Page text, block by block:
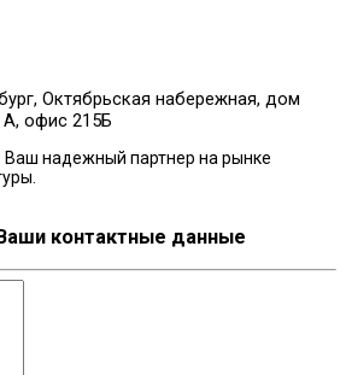
Октябрьская набережная, дом
А, офис 215Б
надежный партнер на рынке
контактные данные